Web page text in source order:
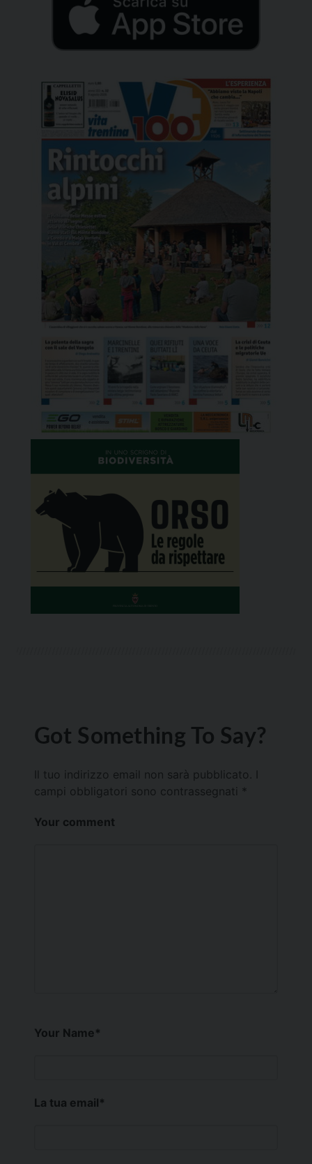
Got Something To Say?
Il tuo indirizzo email non sarà pubblicato.
campi obbligatori sono contrassegnati *
Your comment
Your Name*
La tua email*